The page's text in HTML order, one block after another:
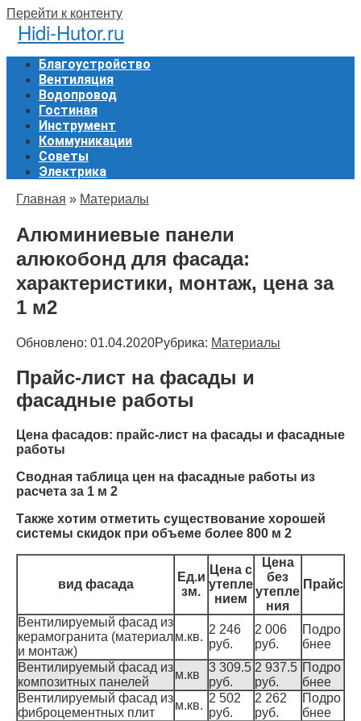
Перейти к контенту
Hidi-Hutor.ru
Благоустройство
Вентиляция
Водопровод
Гостиная
Инструмент
Коммуникации
Советы
Электрика
Главная » Материалы
Алюминиевые панели
алюкобонд для фасада:
характеристики, монтаж, цена за
1 м2
Обновлено: 01.04.2020Рубрика: Материалы
Прайс-лист на фасады и
фасадные работы
Цена фасадов: прайс-лист на фасады и фасадные
работы
Сводная таблица цен на фасадные работы из
расчета за 1 м 2
Также хотим отметить существование хорошей
системы скидок при объеме более 800 м 2
вид фасада
Ед.и
зм.
Цена с
утепле
нием
Цена
без
утепле
ния
Прайс
Вентилируемый фасад из
керамогранита (материал
и монтаж)
м.кв.
2 246
руб.
2 006
руб.
Подро
бнее
Вентилируемый фасад из
композитных панелей
м.кв
3 309.5
руб.
2 937.5
руб.
Подро
бнее
Вентилируемый фасад из
фиброцементных плит
м.кв.
2 502
руб.
2 262
руб.
Подро
бнее